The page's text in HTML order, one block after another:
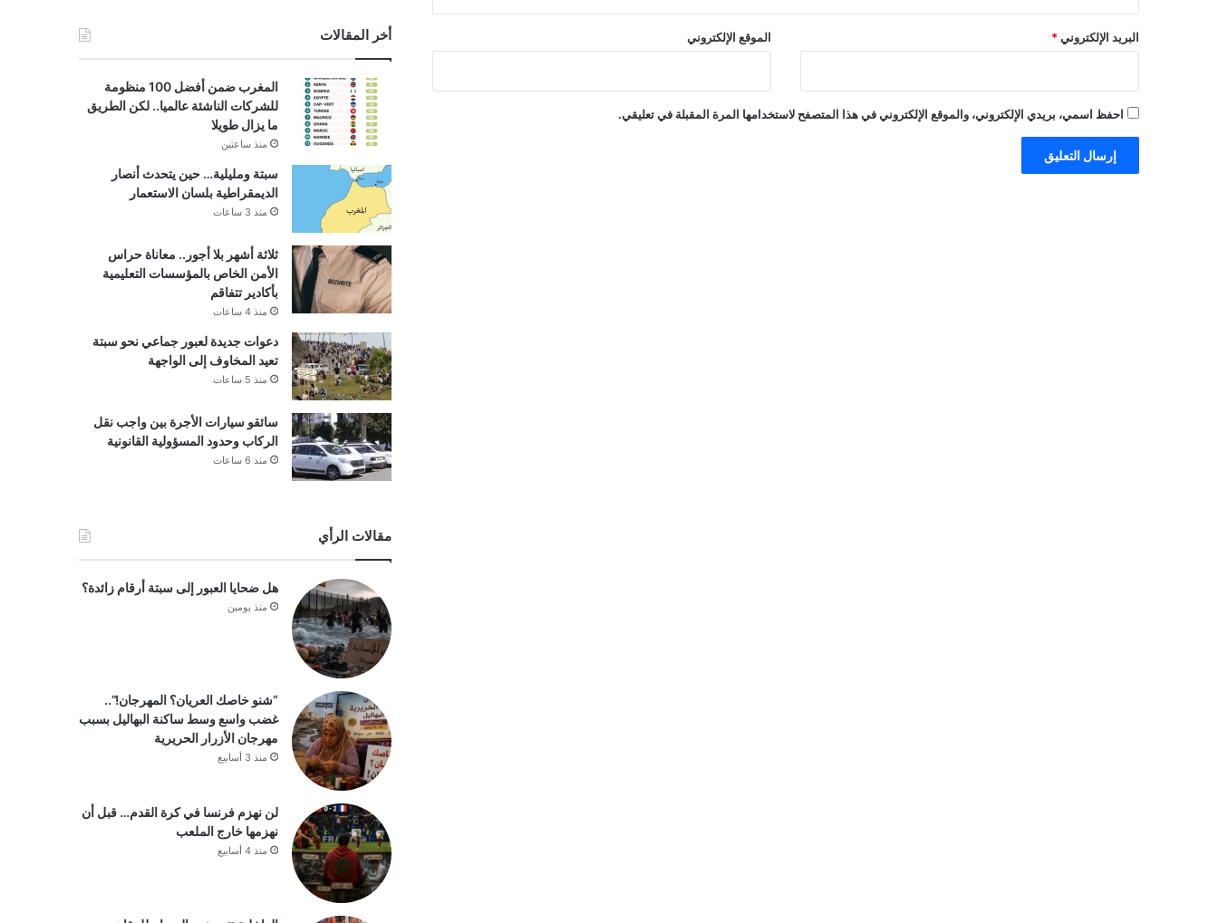
البريد الإلكتروني * الموقع الإلكتروني
احفظ اسمي، بريدي الإلكتروني، والموقع الإلكتروني في هذا المتصفح لاستخدامها المرة المقبلة في تعليقي.
أخر المقالات
المغرب ضمن أفضل 100 منظومة
للشركات الناشئة عالميا.. لكن الطريق
ما يزال طويلا
منذ ساعتين
سبتة ومليلية… حين يتحدث أنصار
الديمقراطية بلسان الاستعمار
منذ 3 ساعات
ثلاثة أشهر بلا أجور.. معاناة حراس
الأمن الخاص بالمؤسسات التعليمية
بأكادير تتفاقم
منذ 4 ساعات
دعوات جديدة لعبور جماعي نحو سبتة
تعيد المخاوف إلى الواجهة
منذ 5 ساعات
سائقو سيارات الأجرة بين واجب نقل
الركاب وحدود المسؤولية القانونية
منذ 6 ساعات
مقالات الرأي
هل ضحايا العبور إلى سبتة أرقام زائدة؟
منذ يومين
“شنو خاصك العريان؟ المهرجان!”..
غضب واسع وسط ساكنة البهاليل بسبب
مهرجان الأزرار الحريرية
منذ 3 أسابيع
لن نهزم فرنسا في كرة القدم… قبل أن
نهزمها خارج الملعب
منذ 4 أسابيع